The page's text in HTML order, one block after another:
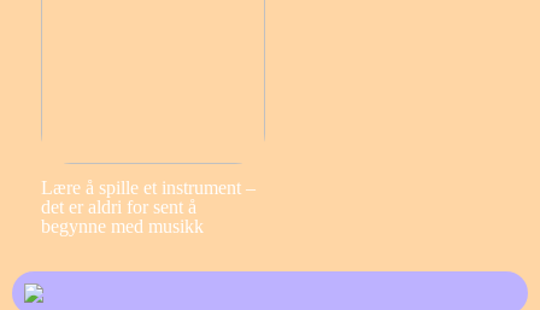
Lære å spille et instrument –
det er aldri for sent å
begynne med musikk